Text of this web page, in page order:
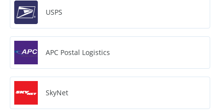
USPS
APC Postal Logistics
SkyNet